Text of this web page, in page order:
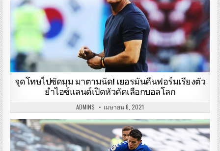
จุดโทษไปซัดมุม มาตามนัด! เยอรมันคืนฟอร์มเรียงตัว
ยำไอซ์แลนด์เปิดหัวคัดเลือกบอลโลก
ADMINS เมษายน 6, 2021